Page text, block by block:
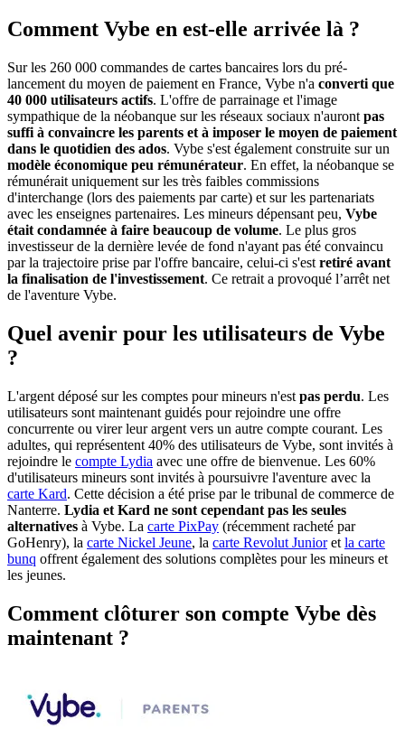
Comment Vybe en est-elle arrivée là ?
Sur les 260 000 commandes de cartes bancaires lors du pré-
lancement du moyen de paiement en France, Vybe n'a converti que
40 000 utilisateurs actifs. L'offre de parrainage et l'image
sympathique de la néobanque sur les réseaux sociaux n'auront pas
suffi à convaincre les parents et à imposer le moyen de paiement
dans le quotidien des ados. Vybe s'est également construite sur un
modèle économique peu rémunérateur. En effet, la néobanque se
rémunérait uniquement sur les très faibles commissions
d'interchange (lors des paiements par carte) et sur les partenariats
avec les enseignes partenaires. Les mineurs dépensant peu, Vybe
était condamnée à faire beaucoup de volume. Le plus gros
investisseur de la dernière levée de fond n'ayant pas été convaincu
par la trajectoire prise par l'offre bancaire, celui-ci s'est retiré avant
la finalisation de l'investissement. Ce retrait a provoqué l’arrêt net
de l'aventure Vybe.
Quel avenir pour les utilisateurs de Vybe
?
L'argent déposé sur les comptes pour mineurs n'est pas perdu. Les
utilisateurs sont maintenant guidés pour rejoindre une offre
concurrente ou virer leur argent vers un autre compte courant. Les
adultes, qui représentent 40% des utilisateurs de Vybe, sont invités à
rejoindre le compte Lydia avec une offre de bienvenue. Les 60%
d'utilisateurs mineurs sont invités à poursuivre l'aventure avec la
carte Kard. Cette décision a été prise par le tribunal de commerce de
Nanterre. Lydia et Kard ne sont cependant pas les seules
alternatives à Vybe. La carte PixPay (récemment racheté par
GoHenry), la carte Nickel Jeune, la carte Revolut Junioret la carte
bunq offrent également des solutions complètes pour les mineurs et
les jeunes.
Comment clôturer son compte Vybe dès
maintenant ?